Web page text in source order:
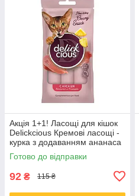
Акція 1+1! Ласощі для кішок
Delickcious Кремові ласощі -
курка з додаванням ананаса
60 гр
Готово до відправки
92 ₴ 115 ₴